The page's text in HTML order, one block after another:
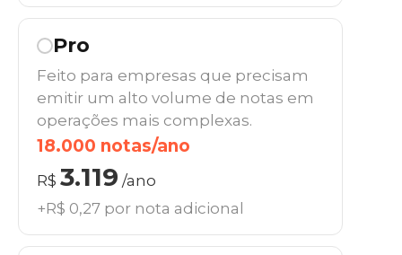
Pro
Feito para empresas que precisam
emitir um alto volume de notas em
operações mais complexas.
18.000 notas/ano
R$ 3.119 /ano
+R$ 0,27 por nota adicional